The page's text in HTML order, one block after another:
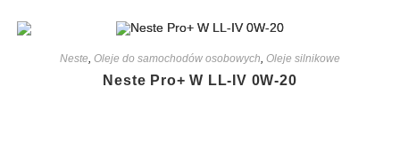
Neste, Oleje do samochodów osobowych, Oleje silnikowe
Neste Pro+ W LL-IV 0W-20